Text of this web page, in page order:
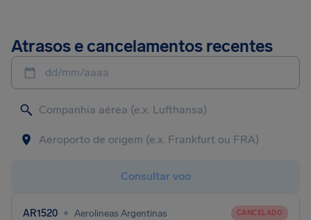
Atrasos e cancelamentos recentes
dd/mm/aaaa
Consultar voo
AR1520 • Aerolineas Argentinas CANCELADO